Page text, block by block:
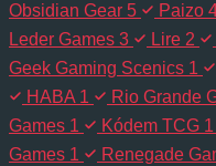
Obsidian Gear 5 Paizo
Leder Games 3 Lire 2
Geek Gaming Scenics 1
HABA 1 Rio Grande
Games 1 Kódem TCG 1
Games 1 Renegade